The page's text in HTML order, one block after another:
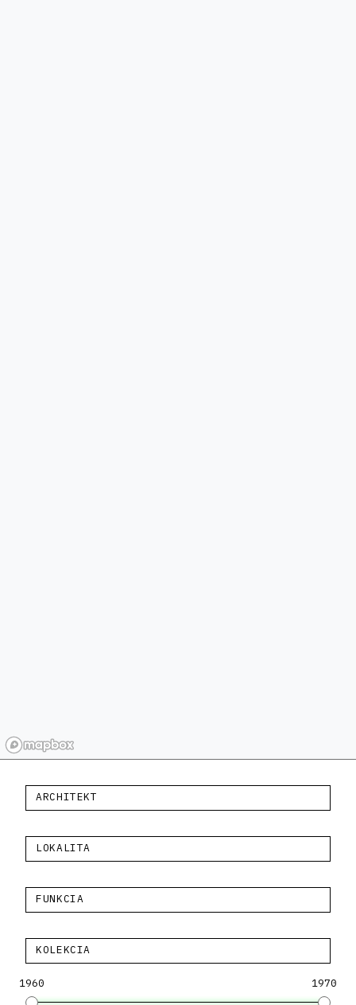
ARCHITEKT
LOKALITA
FUNKCIA
KOLEKCIA
1960 1970